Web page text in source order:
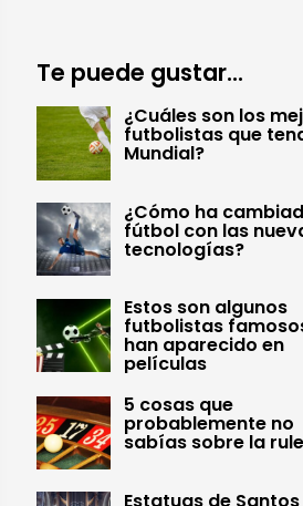
Te puede gustar...
¿Cuáles son los
futbolistas que
Mundial?
¿Cómo ha
fútbol con las
tecnologías?
Estos son algunos
futbolistas
han aparecido en
películas
5 cosas que
probablemente no
sabías sobre la